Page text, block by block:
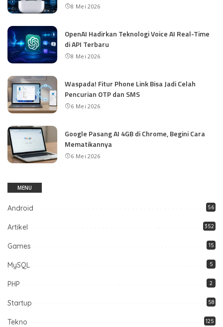
8 Mei 2026
OpenAI Hadirkan Teknologi Voice AI Real-Time
di API Terbaru
8 Mei 2026
Waspada! Fitur Phone Link Bisa Jadi Celah
Pencurian OTP dan SMS
6 Mei 2026
Google Pasang AI 4GB di Chrome, Begini Cara
Mematikannya
6 Mei 2026
MENU
Android 56
Artikel 352
Games 15
MySQL 5
PHP 2
Startup 58
Tekno 125